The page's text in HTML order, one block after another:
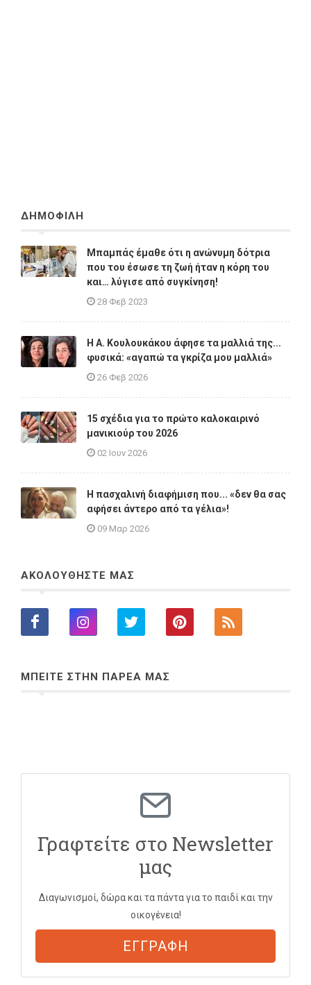
ΔΗΜΟΦΙΛΗ
Μπαμπάς έμαθε ότι η ανώνυμη δότρια
που του έσωσε τη ζωή ήταν η κόρη του
και… λύγισε από συγκίνηση!
28 Φεβ 2023
Η A. Κουλουκάκου άφησε τα μαλλιά της...
φυσικά: «αγαπώ τα γκρίζα μου μαλλιά»
26 Φεβ 2026
15 σχέδια για το πρώτο καλοκαιρινό
μανικιούρ του 2026
02 Ιουν 2026
Η πασχαλινή διαφήμιση που... «δεν θα σας
αφήσει άντερο από τα γέλια»!
09 Μαρ 2026
ΑΚΟΛΟΥΘΗΣΤΕ ΜΑΣ
ΜΠΕΙΤΕ ΣΤΗΝ ΠΑΡΕΑ ΜΑΣ
Γραφτείτε στο Newsletter
μας
Διαγωνισμοί, δώρα και τα πάντα για το παιδί και την
οικογένεια!
ΕΓΓΡΑΦΗ